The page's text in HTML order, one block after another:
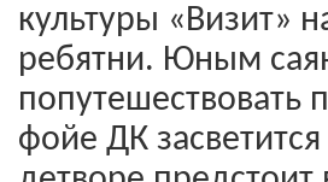
культуры «Визит»
ребятни. Юным
попутешествовать
фойе ДК